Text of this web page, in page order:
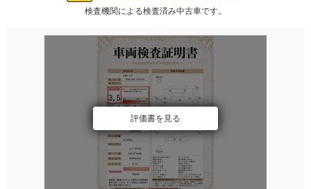
検査機関による検査済み中古車です。
評価書を見る